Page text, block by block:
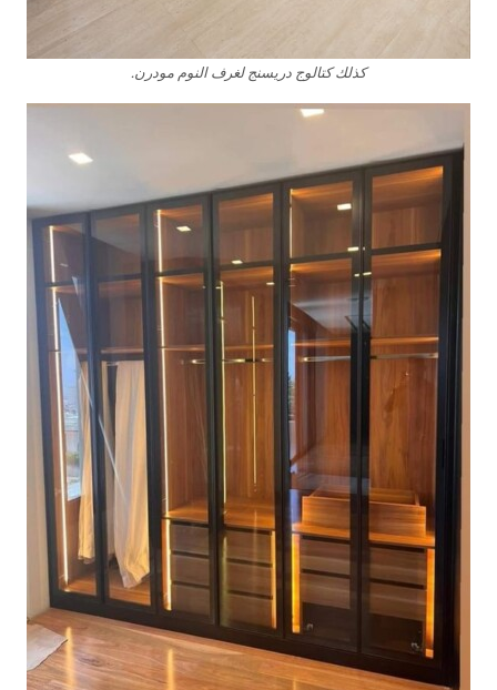
كذلك كتالوج دريسنج لغرف النوم مودرن.